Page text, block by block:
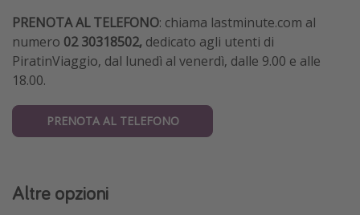
PRENOTA AL TELEFONO: chiama lastminute.com al
numero 02 30318502, dedicato agli utenti di
PiratinViaggio, dal lunedì al venerdì, dalle 9.00 e alle
18.00.
PRENOTA AL TELEFONO
Altre opzioni